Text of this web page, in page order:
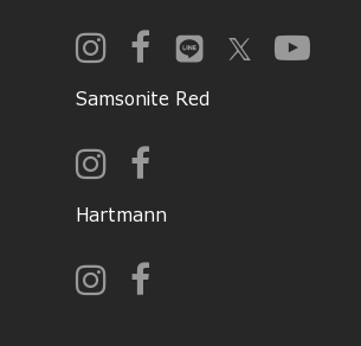
Samsonite Red
Hartmann